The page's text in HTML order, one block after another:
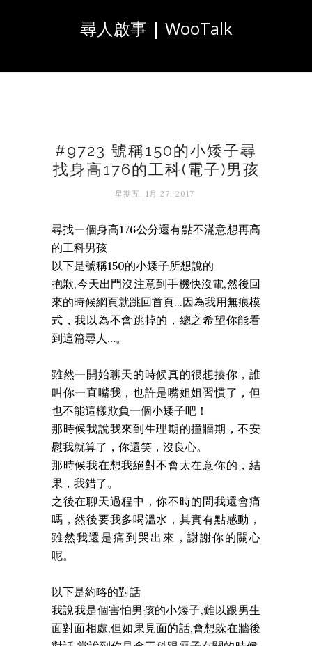
尋人啟事 | WooTalk
#9723 號稱150的小矮子尋
找身高176的工科(電子)男孩
星期五, 1月 27, 2017
尋找一個身高176公分還有點不滿意想再高
的工科男孩
以下是號稱150的小矮子所想說的
抱歉,今天出門沒注意到手機快沒電,然後回
來的時候網頁就跳回首頁...因為我用無痕模
式，我以為不會跳掉的，總之希望你能看
到這篇尋人…。
雖然一開始聊天的時候真的很想揍你，誰
叫你一直嘴我，也許是嘴姐姐習慣了，但
也不能這樣欺負一個小矮子吧！
那時候我說我來到生理期的撞牆期，不安
慰我就算了，你還笑，沒良心。
那時候我在想我絕對不會太在意你的，結
果，我錯了。
之後在聊天過程中，你不時的問我還會痛
嗎，然後要我多喝溫水，其實有點感動，
雖然我還是痛到哭出來，謝謝你的關心
呢。
以下是約略的對話
我說我是個害怕男孩的小矮子,難以跟男生
面對面相處,但如果見面的話,會想躲在牆後